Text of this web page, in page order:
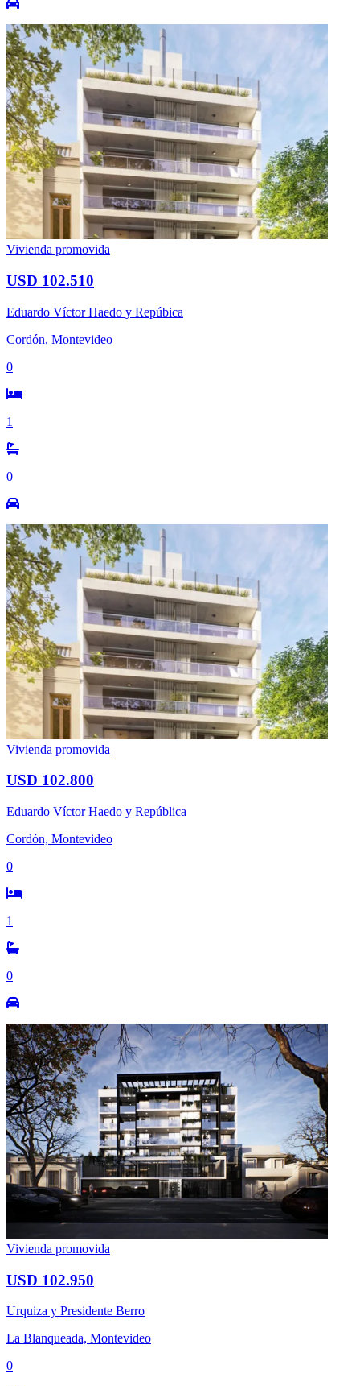
Vivienda promovida
USD 102.510
Eduardo Víctor Haedo y Repúbica
Cordón, Montevideo
0
1
0
Vivienda promovida
USD 102.800
Eduardo Víctor Haedo y República
Cordón, Montevideo
0
1
0
Vivienda promovida
USD 102.950
Urquiza y Presidente Berro
La Blanqueada, Montevideo
0